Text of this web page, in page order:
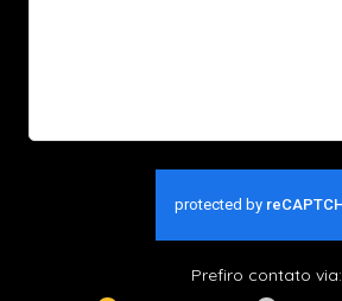
Prefiro contato via: